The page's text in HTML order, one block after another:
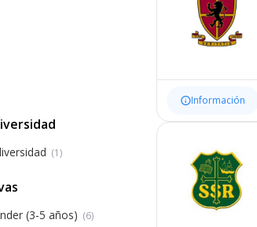
sexos
(1)
(3-5 años) (6)
Información